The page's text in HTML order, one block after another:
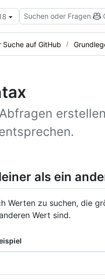
Suchen oder Fragen
Suche auf GitHub
als ein
Werten zu suchen, die
Wert sind.